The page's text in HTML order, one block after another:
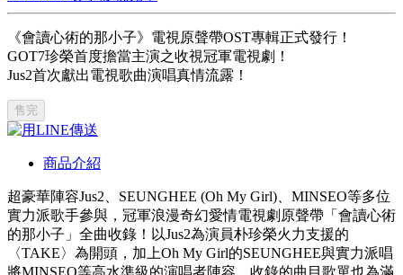
《會讀心術的那小子》電視原聲帶OST專輯正式發行！
GOT7珍榮首度擔當主演之收視冠軍電視劇！
Jus2首次獻出電視歌曲演唱真情流露！
售完
商品介紹
超豪華陣容Jus2、SEUNGHEE (Oh My Girl)、MINSEO等多位
實力派歌手參與，冠軍浪漫奇幻愛情電視劇原聲帶「會讀心術
的那小子」全曲收錄！以Jus2為演員朴珍榮火力支援的
〈TAKE〉為開頭，加上Oh My Girl的SEUNGHEE與實力派唱